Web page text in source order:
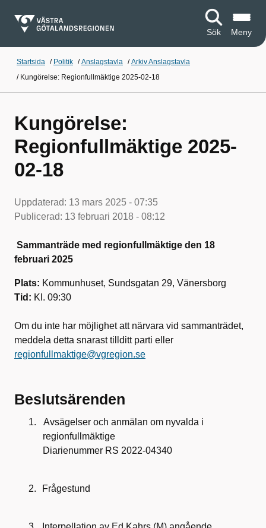
Sök Meny
Startsida / Politik /Anslagstavla /Arkiv Anslagstavla
/ Kungörelse: Regionfullmäktige 2025-02-18
Kungörelse:
Regionfullmäktige 2025-
02-18
Uppdaterad: 13 mars 2025 - 07:35
Publicerad: 13 februari 2018 - 08:12
Sammanträde med regionfullmäktige den 18
februari 2025
Plats: Kommunhuset, Sundsgatan 29, Vänersborg
Tid: Kl. 09:30
Om du inte har möjlighet att närvara vid sammanträdet,
meddela detta snarast tillditt parti eller
regionfullmaktige@vgregion.se
Beslutsärenden
1.
Avsägelser och anmälan om nyvalda i
regionfullmäktige
Diarienummer RS 2022-04340
2. Frågestund